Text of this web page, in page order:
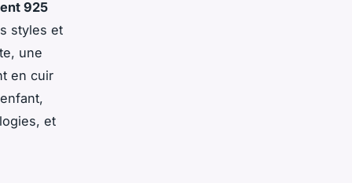
925
styles et
une
en cuir
et